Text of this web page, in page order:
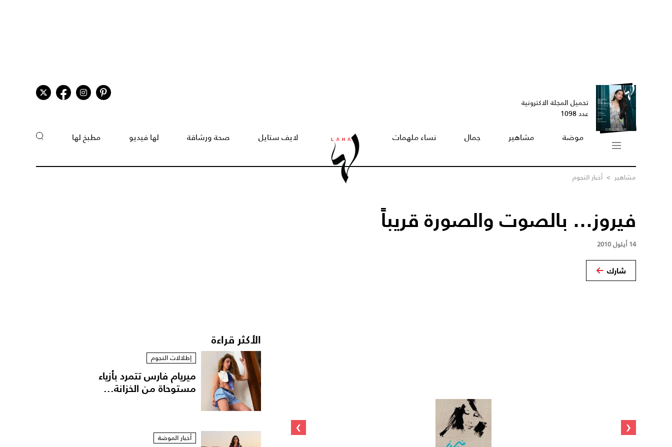
تحميل المجلة الاكترونية
عدد 1098
موضة مشاهير جمال نساء ملهمات لايف ستايل صحة ورشاقة لها فيديو مطبخ لها
مشاهير > أخبار النجوم
فيروز... بالصوت والصورة قريباً
14 أيلول 2010
شارك
‹
›
الأكثر قراءة
إطلالات النجوم
ميريام فارس تتمرد بأزياء
مستوحاة من الخزانة...
أخبار الموضة